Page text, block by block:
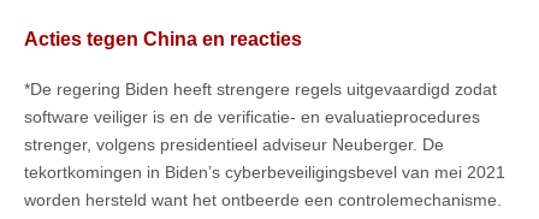
Acties tegen China en reacties
*De regering Biden heeft strengere regels uitgevaardigd zodat
software veiliger is en de verificatie- en evaluatieprocedures
strenger, volgens presidentieel adviseur Neuberger. De
tekortkomingen in Biden’s cyberbeveiligingsbevel van mei 2021
worden hersteld want het ontbeerde een controlemechanisme.